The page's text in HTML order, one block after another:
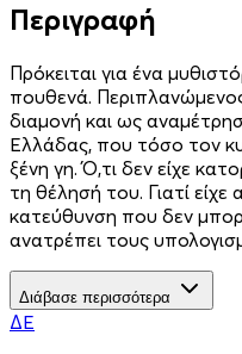
Περιγραφή
Πρόκειται για ένα
πουθενά.
διαμονή και ως
Ελλάδας, που τόσο τον
ξένη γη. Ό,τι δεν είχε
τη θέλησή του. Γιατί
κατεύθυνση που δεν
ανατρέπει τους
Διάβασε περισσότερα
ΔΕ